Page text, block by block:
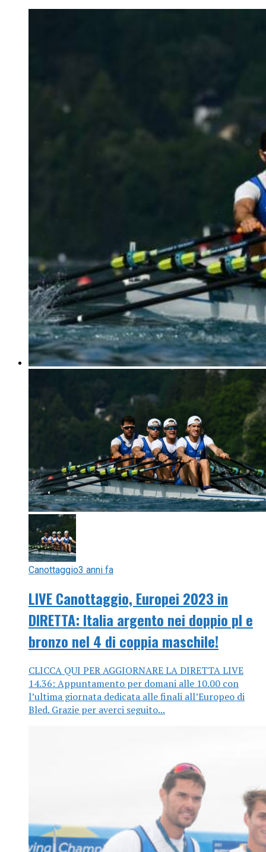
Canottaggio3 anni fa
LIVE Canottaggio, Europei 2023 in
DIRETTA: Italia argento nei doppio pl e
bronzo nel 4 di coppia maschile!
CLICCA QUI PER AGGIORNARE LA DIRETTA LIVE
14.36: Appuntamento per domani alle 10.00 con
l’ultima giornata dedicata alle finali all’Europeo di
Bled. Grazie per averci seguito...